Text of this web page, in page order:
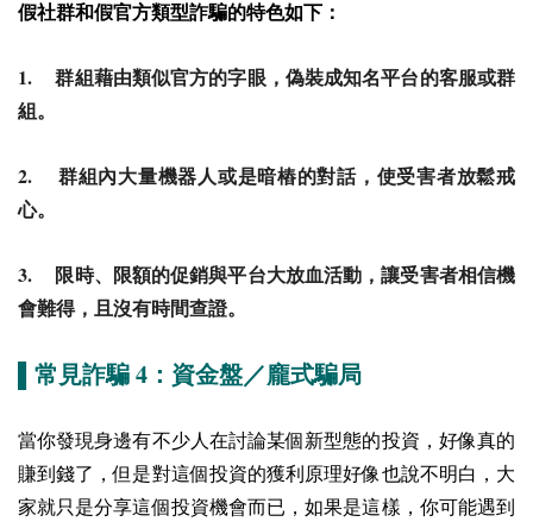
假社群和假官方類型詐騙的特色如下：
1.群組藉由類似官方的字眼，偽裝成知名平台的客服或群
組。
2.
群組內大量機器人或是暗樁的對話，使受害者放鬆戒
心。
3.
限時、限額的促銷與平台大放血活動，讓受害者相信機
會難得，且沒有時間查證。
▌常見詐騙 4 ：資金盤／龐式騙局
當你發現身邊有不少人在討論某個新型態的投資，好像真的
賺到錢了，但是對這個投資的獲利原理好像也說不明白，大
家就只是分享這個投資機會而已，如果是這樣，你可能遇到